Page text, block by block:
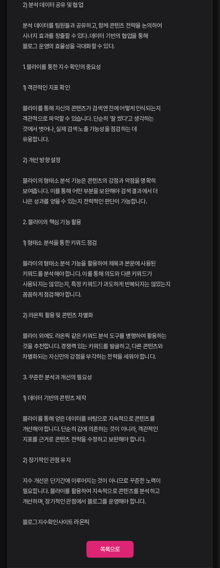
2) 분석 데이터 공유 및 협업
분석 데이터를 팀원들과 공유하고, 함께 콘텐츠 전략을 논의하여
시너지 효과를 창출할 수 있다. 데이터 기반의 협업을 통해
블로그 운영의 효율성을 극대화할 수 있다.
1. 블라이를 통한 지수 확인의 중요성
1) 객관적인 지표 확인
블라이를 통해 자신의 콘텐츠가 검색 엔진에 어떻게 인식되는지
객관적으로 파악할 수 있습니다. 단순히 '잘 썼다'고 생각하는
것에서 벗어나, 실제 검색 노출 가능성을 점검하는 데
유용합니다.
2) 개선 방향 설정
블라이의 형태소 분석 기능은 콘텐츠의 강점과 약점을 명확히
보여줍니다. 이를 통해 어떤 부분을 보완해야 검색 결과에서 더
나은 성과를 얻을 수 있는지 전략적인 판단이 가능합니다.
2. 블라이의 핵심 기능 활용
1) 형태소 분석을 통한 키워드 점검
블라이의 형태소 분석 기능을 활용하여 제목과 본문에 사용된
키워드를 분석해야 합니다. 이를 통해 의도와 다른 키워드가
사용되지는 않았는지, 특정 키워드가 과도하게 반복되지는 않았는지
꼼꼼하게 점검해야 합니다.
2) 라온픽 활용 및 콘텐츠 차별화
블라이 외에도 라온픽 같은 키워드 분석 도구를 병행하여 활용하는
것을 추천합니다. 경쟁력 있는 키워드를 발굴하고, 다른 콘텐츠와
차별화되는 자신만의 강점을 부각하는 전략을 세워야 합니다.
3. 꾸준한 분석과 개선의 필요성
1) 데이터 기반의 콘텐츠 제작
블라이를 통해 얻은 데이터를 바탕으로 지속적으로 콘텐츠를
개선해야 합니다. 단순히 감에 의존하는 것이 아니라, 객관적인
지표를 근거로 콘텐츠 전략을 수정하고 보완해야 합니다.
2) 장기적인 관점 유지
지수 개선은 단기간에 이루어지는 것이 아니므로 꾸준한 노력이
필요합니다. 블라이를 활용하여 지속적으로 콘텐츠를 분석하고
개선하며, 장기적인 관점에서 블로그를 운영해야 합니다.
블로그지수확인사이트 라온픽
목록으로